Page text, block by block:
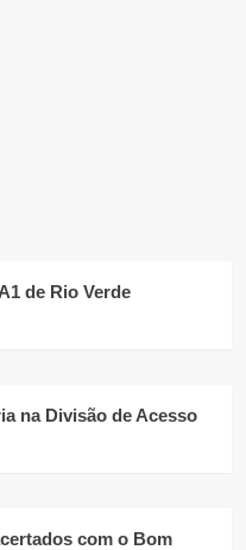
de Rio Verde
na Divisão de Acesso
com o Bom